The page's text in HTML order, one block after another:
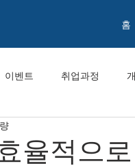
홈
이벤트 취업과정
율적으